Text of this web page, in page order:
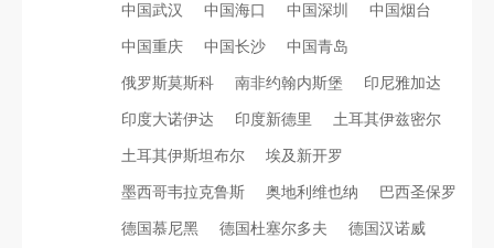
中国武汉 中国海口 中国深圳 中国烟台
中国重庆 中国长沙 中国青岛
俄罗斯莫斯科 南非约翰内斯堡 印尼雅加达
印度大诺伊达 印度新德里 土耳其伊兹密尔
土耳其伊斯坦布尔 埃及新开罗
墨西哥韦拉克鲁斯 奥地利维也纳 巴西圣保罗
德国慕尼黑 德国杜塞尔多夫 德国汉诺威